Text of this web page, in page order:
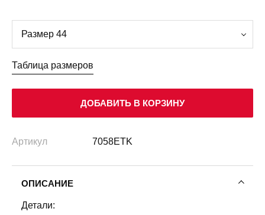
Таблица размеров
ДОБАВИТЬ В КОРЗИНУ
Артикул 7058ETK
ОПИСАНИЕ
Детали: